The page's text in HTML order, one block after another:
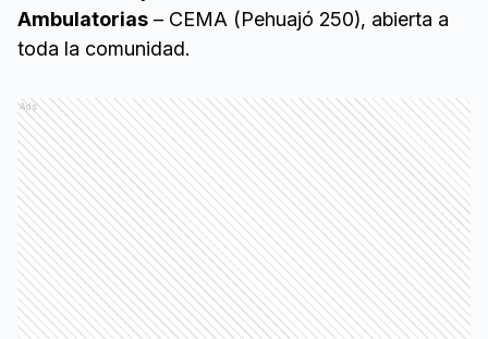
Ambulatorias – CEMA (Pehuajó 250), abierta a
toda la comunidad.
Ads